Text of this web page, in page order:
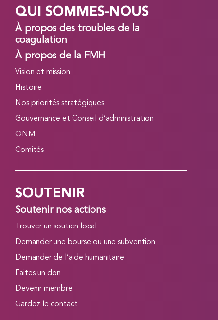
QUI SOMMES-NOUS
À propos des troubles de la
coagulation
À propos de la FMH
Vision et mission
Histoire
Nos priorités stratégiques
Gouvernance et Conseil d’administration
ONM
Comités
SOUTENIR
Soutenir nos actions
Trouver un soutien local
Demander une bourse ou une subvention
Demander de l’aide humanitaire
Faites un don
Devenir membre
Gardez le contact